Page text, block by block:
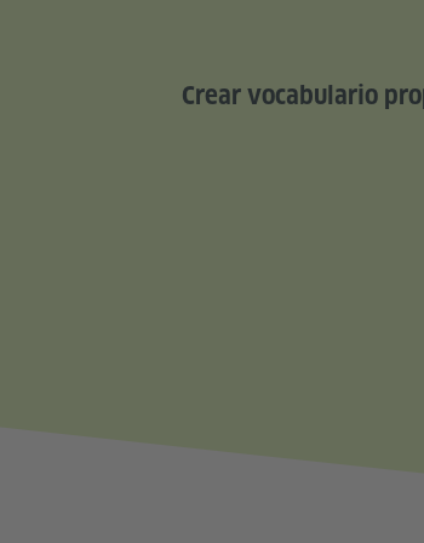
Crear vocabulario